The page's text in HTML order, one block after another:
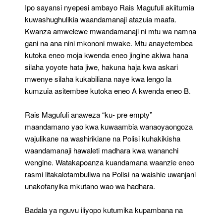
Ipo sayansi nyepesi ambayo Rais Magufuli akiitumia
kuwashughulikia waandamanaji atazuia maafa.
Kwanza amwelewe mwandamanaji ni mtu wa namna
gani na ana nini mkononi mwake. Mtu anayetembea
kutoka eneo moja kwenda eneo jingine akiwa hana
silaha yoyote hata jiwe, hakuna haja kwa askari
mwenye silaha kukabiliana naye kwa lengo la
kumzuia asitembee kutoka eneo A kwenda eneo B.
Rais Magufuli anaweza “ku- pre empty”
maandamano yao kwa kuwaambia wanaoyaongoza
wajulikane na washirikiane na Polisi kuhakikisha
waandamanaji hawaleti madhara kwa wananchi
wengine. Watakapoanza kuandamana waanzie eneo
rasmi litakalotambuliwa na Polisi na waishie uwanjani
unakofanyika mkutano wao wa hadhara.
Badala ya nguvu iliyopo kutumika kupambana na